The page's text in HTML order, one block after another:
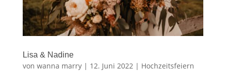
Lisa & Nadine
von wanna marry| 12. Juni 2022| Hochzeitsfeiern